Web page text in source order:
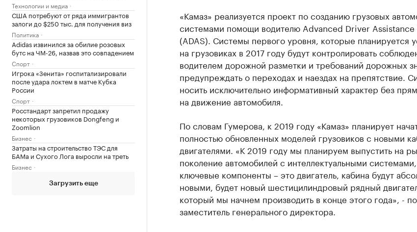
Технологии и медиа
США потребуют от ряда иммигрантов
залоги до $250 тыс. для получения виз
Политика
Adidas извинился за обилие розовых
бутс на ЧМ-26, назвав это совпадением
Спорт
Игрока «Зенита» госпитализировали
после удара локтем в матче Кубка
России
Спорт
Росстандарт запретил продажу
некоторых грузовиков Dongfeng и
Zoomlion
Бизнес
Затраты на строительство ТЭС для
БАМа и Сухого Лога выросли на треть
Бизнес
Загрузить еще
«Камаз» реализуется проект по созданию грузовых
системами помощи водителю Advanced Driver Assistance
(ADAS). Системы первого уровня, которые планируется
на грузовиках в 2017 году будут контролировать
водителем дорожной разметки и требований дорожных
предупреждать о переходах и наездах на препятствие.
носить исключительно информативный характер без
на движение автомобиля.
По словам Гумерова, к 2019 году «Камаз» планирует
полностью обновленных моделей грузовиков с новыми
двигателями. «К 2019 году мы планируем выпустить на
поколение автомобилей с интеллектуальными
ключевые компоненты – это двигатель, кабина будут
новыми, будет новый шестицилиндровый рядный
который мы начнем производить в конце этого года», -
заместитель генерального директора.